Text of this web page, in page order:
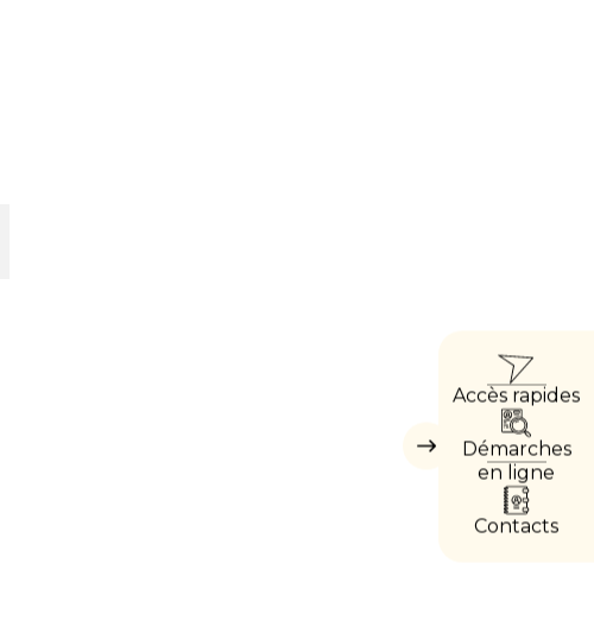
Masquer
Accès rapides
Démarches
en ligne
Contacts